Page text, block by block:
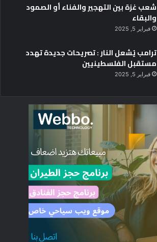
شعب غزة بين التهجير والفناء أو الصمود
والبقاء
فبراير 5, 2025
ترامب يُشعل النار : تصريحات جديدة تهدد
مستقبل الفلسطينيين
فبراير 5, 2025